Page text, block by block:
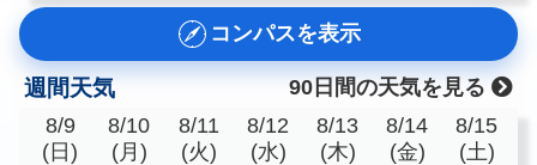
コンパスを表示
週間天気
90日間の天気を見る
8/9
(日)
8/10
(月)
8/11
(火)
8/12
(水)
8/13
(木)
8/14
(金)
8/15
(土)